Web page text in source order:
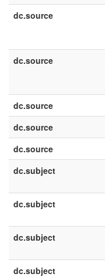
dc.source
dc.source
dc.source
dc.source
dc.source
dc.subject
dc.subject
dc.subject
dc.subject